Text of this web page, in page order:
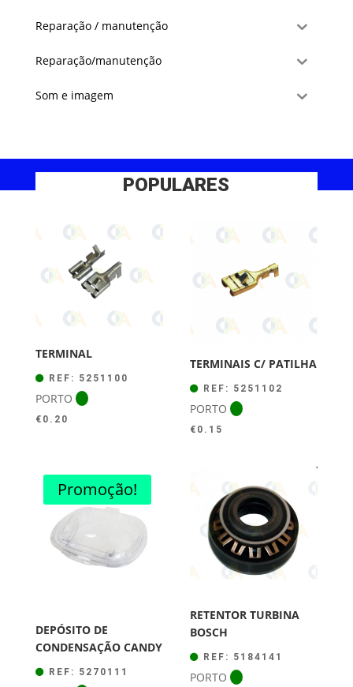
Reparação / manutenção
Reparação/manutenção
Som e imagem
POPULARES
TERMINAL
REF: 5251100
PORTO
€ 0.20
TERMINAIS C/ PATILHA
REF: 5251102
PORTO
€ 0.15
Promoção!
DEPÓSITO DE
CONDENSAÇÃO CANDY
REF: 5270111
RETENTOR TURBINA
BOSCH
REF: 5184141
PORTO